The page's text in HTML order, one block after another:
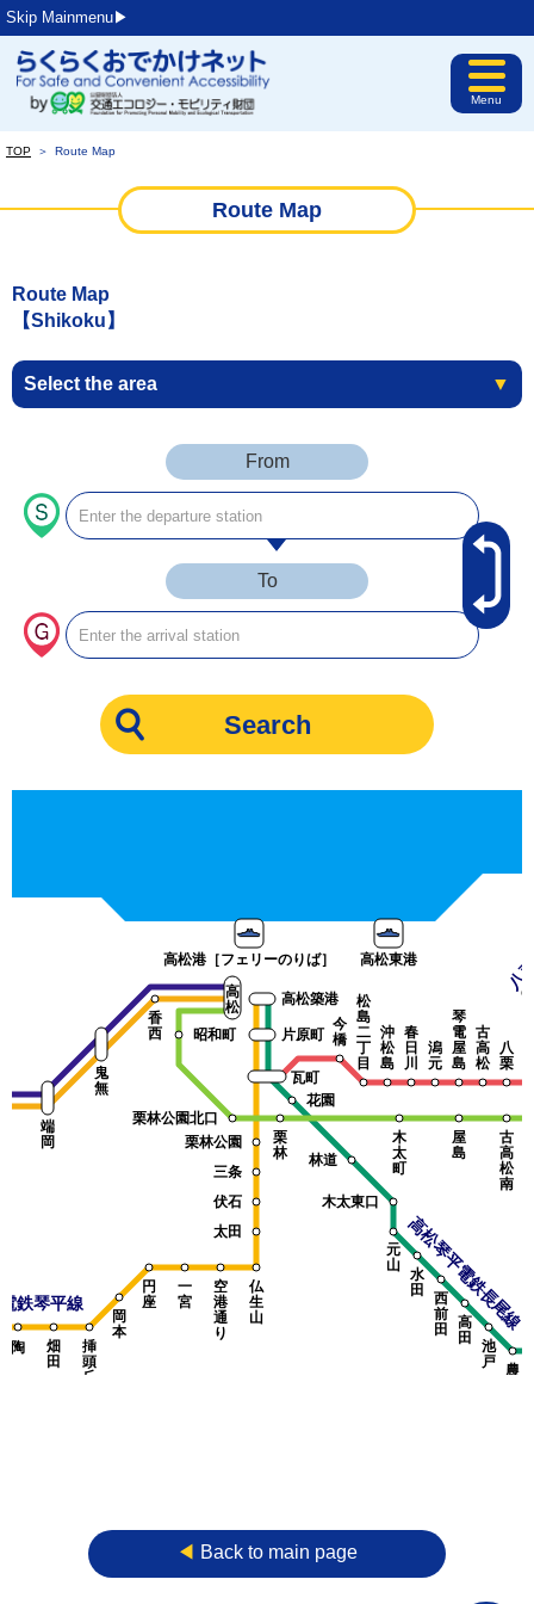
Skip Mainmenu▶︎
Menu
TOP ＞ Route Map
Route Map
Route Map
【Shikoku】
Select the area ▼
From
To
鉄琴平線 高松琴平電鉄長尾線
陶
畑
田
挿
頭
丘
岡
本
円
座
一
宮
空
港
通
り
仏
生
山
太田
三条
瓦町
片原町
高松築港
栗林公園
伏石
花園
林道
木太東口
元
山
水
田
西
前
田
高
田
池
戸 農
高松東港
高松港［フェリーのりば］
今
橋
松
島
二
丁
目
沖
松
島
春
日
川
潟
元
琴
電
屋
島
古
高
松
八
栗
昭和町
栗林公園北口
栗
林
木
太
町
屋
島
古
高
松
南
端
岡
鬼
無
香
西
高
松
◀︎ Back to main page